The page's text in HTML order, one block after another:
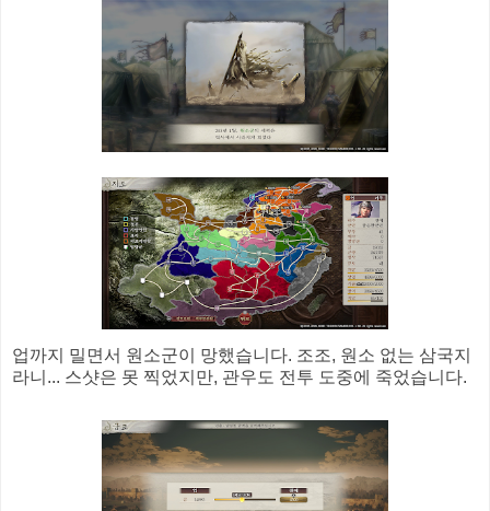
업까지 밀면서 원소군이 망했습니다. 조조, 원소 없는 삼국지
라니... 스샷은 못 찍었지만, 관우도 전투 도중에 죽었습니다.